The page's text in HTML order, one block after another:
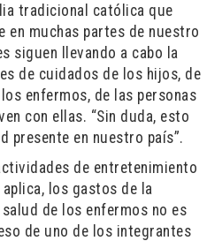
tradicional católica que
en muchas partes de nuestro
siguen llevando a cabo la
de cuidados de los hijos, de
enfermos, de las personas
con ellas. “Sin duda, esto
presente en nuestro país”.
de entretenimiento
los gastos de la
de los enfermos no es
de uno de los integrantes